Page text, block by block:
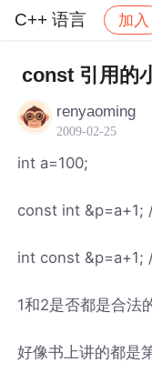
C++ 语言 加入
C++ 语言
const 引用的
renyaoming
2009-02-25
int a=100;
const int &p=a+1;
int const &p=a+1;
1和2是否都是合法
好像书上讲的都是